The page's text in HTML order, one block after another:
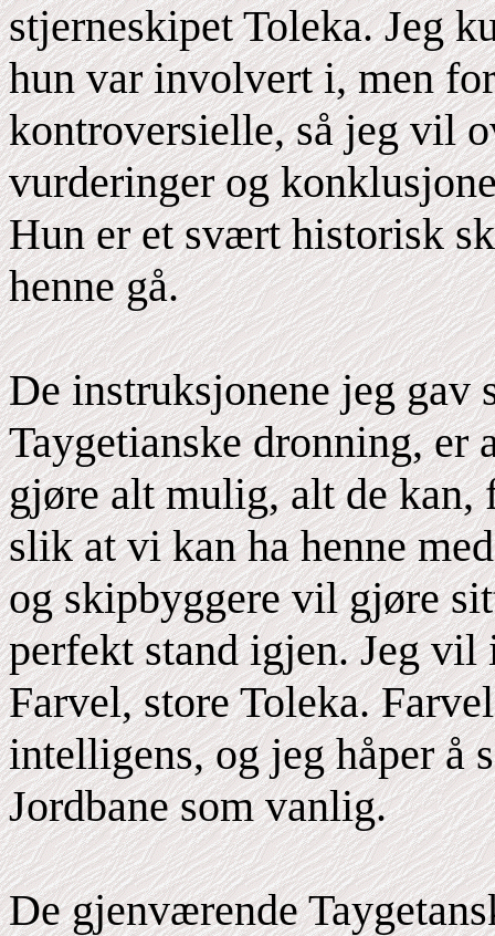
stjerneskipet Toleka. Jeg
hun var involvert i, men
kontroversielle, så jeg vil
vurderinger og
Hun er et svært historisk
henne gå.
De instruksjonene jeg gav
Taygetianske dronning, er
gjøre alt mulig, alt de kan,
slik at vi kan ha henne
og skipbyggere vil gjøre
perfekt stand igjen. Jeg vil
Farvel, store Toleka.
intelligens, og jeg håper å
Jordbane som vanlig.
De gjenværende